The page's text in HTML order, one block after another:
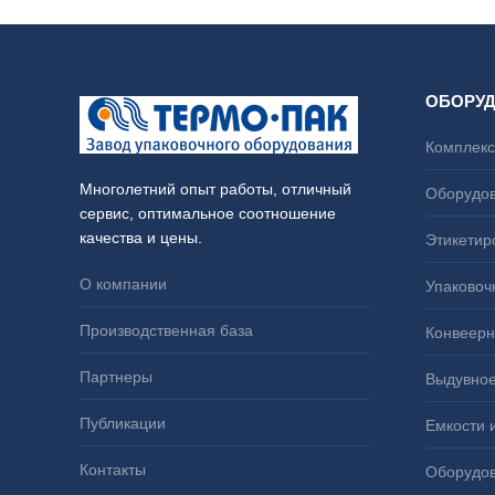
Многолетний опыт работы, отличный
сервис, оптимальное соотношение
качества и цены.
О компании
Производственная база
Партнеры
Публикации
Контакты
Емкости